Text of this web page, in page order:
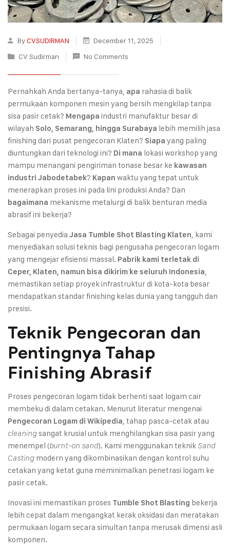
ByCVSUDIRMAN
December 11, 2025
CV Sudirman
No Comments
Pernahkah Anda bertanya-tanya, apa rahasia di balik
permukaan komponen mesin yang bersih mengkilap tanpa
sisa pasir cetak? Mengapa industri manufaktur besar di
wilayah Solo, Semarang, hingga Surabaya lebih memilih jasa
finishing dari pusat pengecoran Klaten? Siapa yang paling
diuntungkan dari teknologi ini? Di mana lokasi workshop yang
mampu menangani pengiriman tonase besar ke kawasan
industri Jabodetabek? Kapan waktu yang tepat untuk
menerapkan proses ini pada lini produksi Anda? Dan
bagaimana mekanisme metalurgi di balik benturan media
abrasif ini bekerja?
Sebagai penyedia Jasa Tumble Shot Blasting Klaten , kami
menyediakan solusi teknis bagi pengusaha pengecoran logam
yang mengejar efisiensi massal. Pabrik kami terletak di
Ceper, Klaten, namun bisa dikirim ke seluruh Indonesia
memastikan setiap proyek infrastruktur di kota-kota besar
mendapatkan standar finishing kelas dunia yang tangguh dan
presisi.
Teknik Pengecoran dan
Pentingnya Tahap
Finishing Abrasif
Proses pengecoran logam tidak berhenti saat logam cair
membeku di dalam cetakan. Menurut literatur mengenai
Pengecoran Logam di Wikipedia , tahap pasca-cetak atau
cleaning sangat krusial untuk menghilangkan sisa pasir yang
menempel (burnt-on sand). Kami menggunakan teknik Sand
Casting modern yang dikombinasikan dengan kontrol suhu
cetakan yang ketat guna meminimalkan penetrasi logam ke
pasir cetak.
Inovasi ini memastikan proses Tumble Shot Blasting bekerja
lebih cepat dalam mengangkat kerak oksidasi dan meratakan
permukaan logam secara simultan tanpa merusak dimensi asli
komponen.